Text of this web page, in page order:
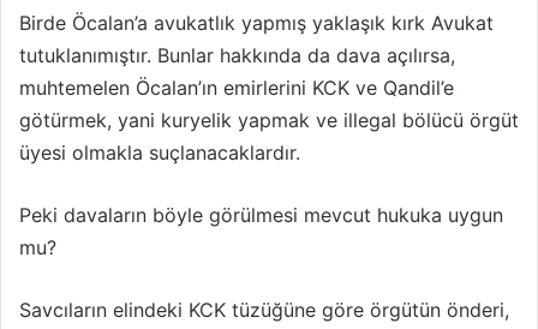
Birde Öcalan’a avukatlık yapmış yaklaşık kırk Avukat
tutuklanımıştır. Bunlar hakkında da dava açılırsa,
muhtemelen Öcalan’ın emirlerini KCK ve Qandil’e
götürmek, yani kuryelik yapmak ve illegal bölücü örgüt
üyesi olmakla suçlanacaklardır.
Peki davaların böyle görülmesi mevcut hukuka uygun
mu?
Savcıların elindeki KCK tüzüğüne göre örgütün önderi,